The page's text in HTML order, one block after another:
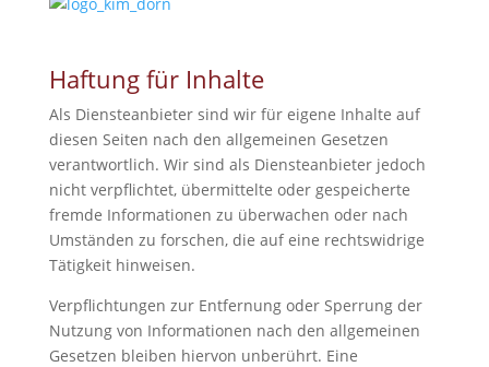
Haftung für Inhalte
Als Diensteanbieter sind wir für eigene Inhalte auf
diesen Seiten nach den allgemeinen Gesetzen
verantwortlich. Wir sind als Diensteanbieter jedoch
nicht verpflichtet, übermittelte oder gespeicherte
fremde Informationen zu überwachen oder nach
Umständen zu forschen, die auf eine rechtswidrige
Tätigkeit hinweisen.
Verpflichtungen zur Entfernung oder Sperrung der
Nutzung von Informationen nach den allgemeinen
Gesetzen bleiben hiervon unberührt. Eine